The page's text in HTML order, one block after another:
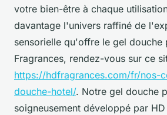
votre bien-être à chaque
davantage l'univers raffiné de
sensorielle qu'offre le gel douche
Fragrances, rendez-vous sur ce
https://hdfragrances.com/fr/nos-
douche-hotel/. Notre gel douche
soigneusement développé par